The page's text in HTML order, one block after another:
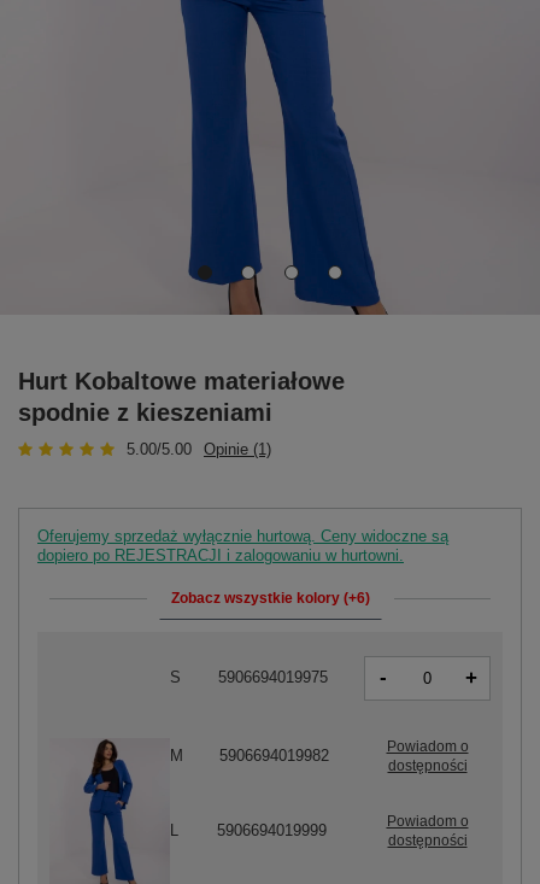
Hurt Kobaltowe materiałowe
spodnie z kieszeniami
5.00/5.00 Opinie (1)
Oferujemy sprzedaż wyłącznie hurtową. Ceny widoczne są
dopiero po REJESTRACJI i zalogowaniu w hurtowni.
Zobacz wszystkie kolory (+6)
S 5906694019975 - +
M 5906694019982
Powiadom o
dostępności
5906694019999
Powiadom o
dostępności